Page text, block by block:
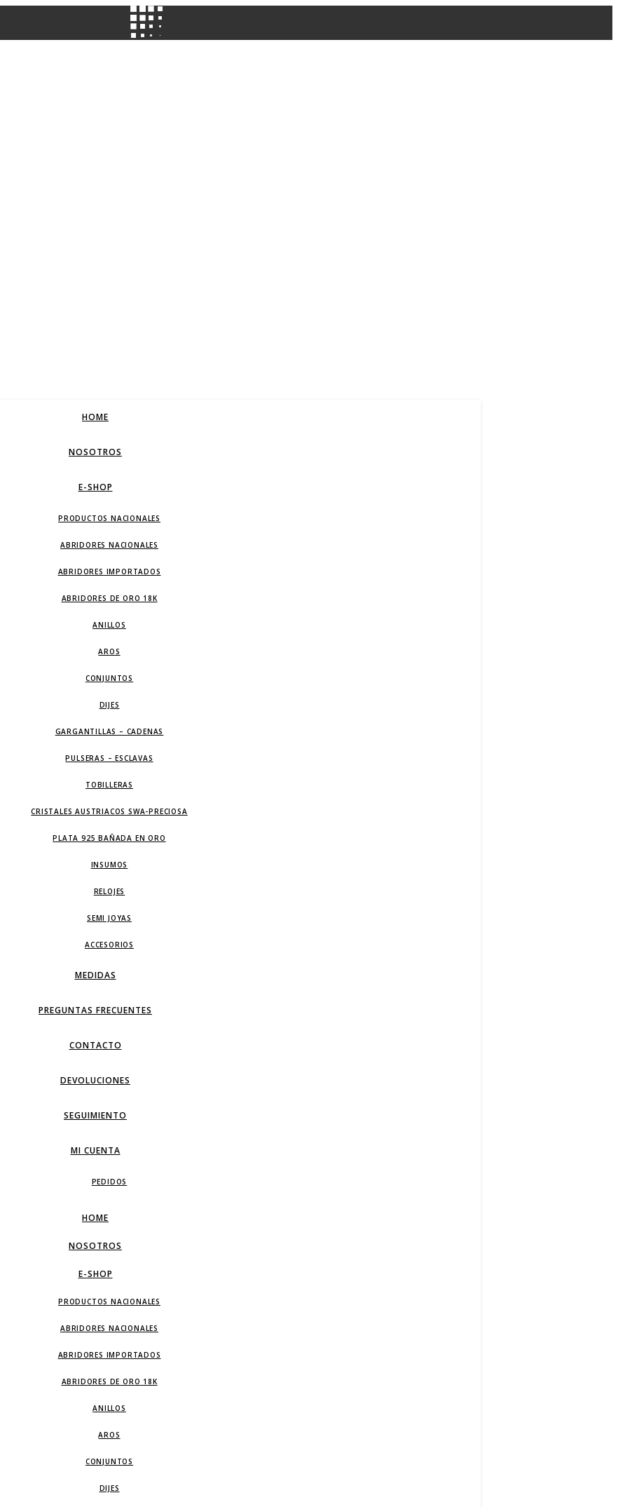
HOME
NOSOTROS
E-SHOP
PRODUCTOS NACIONALES
ABRIDORES NACIONALES
ABRIDORES IMPORTADOS
ABRIDORES DE ORO 18K
ANILLOS
AROS
CONJUNTOS
DIJES
GARGANTILLAS – CADENAS
PULSERAS – ESCLAVAS
TOBILLERAS
CRISTALES AUSTRIACOS SWA-PRECIOSA
PLATA 925 BAÑADA EN ORO
INSUMOS
RELOJES
SEMI JOYAS
ACCESORIOS
MEDIDAS
PREGUNTAS FRECUENTES
CONTACTO
DEVOLUCIONES
SEGUIMIENTO
MI CUENTA
PEDIDOS
HOME
NOSOTROS
E-SHOP
PRODUCTOS NACIONALES
ABRIDORES NACIONALES
ABRIDORES IMPORTADOS
ABRIDORES DE ORO 18K
ANILLOS
AROS
CONJUNTOS
DIJES